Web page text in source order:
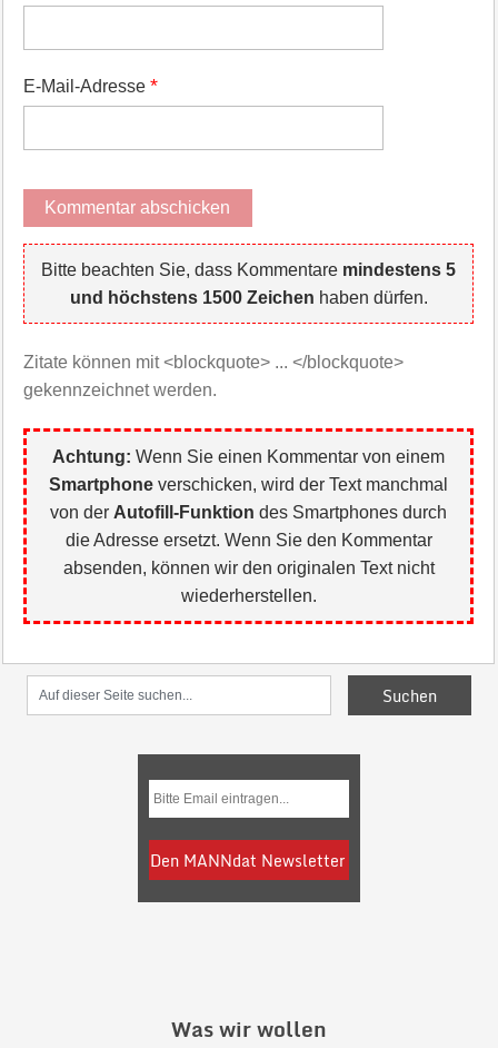
E-Mail-Adresse *
Bitte beachten Sie, dass Kommentare mindestens 5
und höchstens 1500 Zeichen haben dürfen.
Zitate können mit <blockquote> ... </blockquote>
gekennzeichnet werden.
Achtung: Wenn Sie einen Kommentar von einem
Smartphone verschicken, wird der Text manchmal
von der Autofill-Funktion des Smartphones durch
die Adresse ersetzt. Wenn Sie den Kommentar
absenden, können wir den originalen Text nicht
wiederherstellen.
Was wir wollen